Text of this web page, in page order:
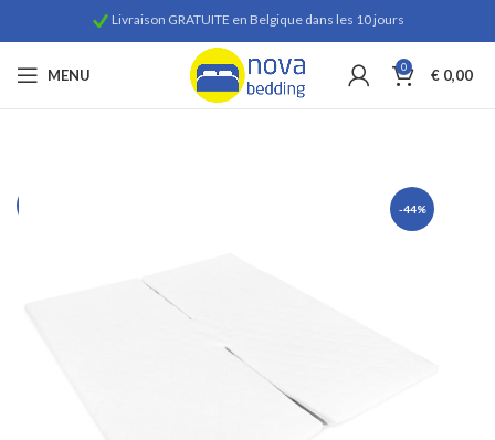
Livraison GRATUITE en Belgique dans les 10 jours
MENU 0 € 0,00
-44%